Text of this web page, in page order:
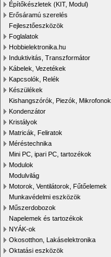
Építőkészletek (KIT, Modul)
Erősáramú szerelés
Fejlesztőeszközök
Foglalatok
Hobbielektronika.hu
Induktivitás, Transzformátor
Kábelek, Vezetékek
Kapcsolók, Relék
Készülékek
Kishangszórók, Piezók, Mikrofonok
Kondenzátor
Kristályok
Matricák, Feliratok
Méréstechnika
Mini PC, ipari PC, tartozékok
Modulok
Modulvilág
Motorok, Ventilátorok, Fűtőelemek
Munkavédelmi eszközök
Műszerdobozok
Napelemek és tartozékok
NYÁK-ok
Okosotthon, Lakáselektronika
Oktatási eszközök